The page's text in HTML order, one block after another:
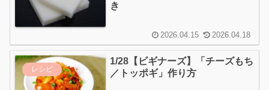
き
2026.04.15 2026.04.18
レシピ
1/28【ビギナーズ】「チーズもち
／トッポギ」作り方